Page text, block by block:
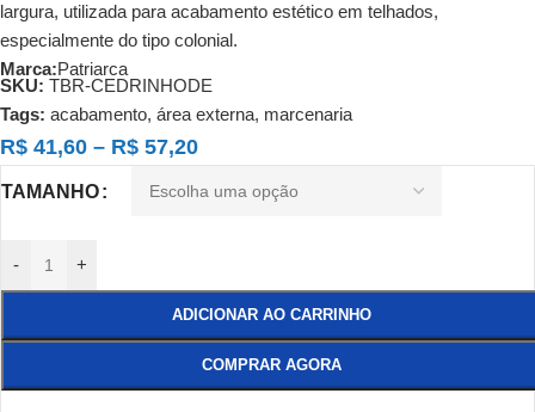
largura, utilizada para acabamento estético em telhados,
especialmente do tipo colonial.
Marca:Patriarca
SKU: TBR-CEDRINHODE
Tags: acabamento, área externa, marcenaria
R$ 41,60 – R$ 57,20
TAMANHO
- +
ADICIONAR AO CARRINHO
COMPRAR AGORA